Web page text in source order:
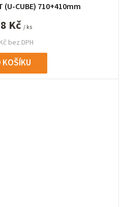
(U-CUBE) 710+410mm
bez DPH
Kč / ks
KOŠÍKU